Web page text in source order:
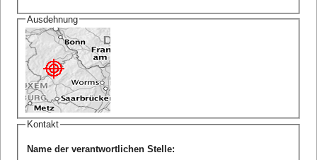
Ausdehnung
Kontakt
Name der verantwortlichen Stelle: